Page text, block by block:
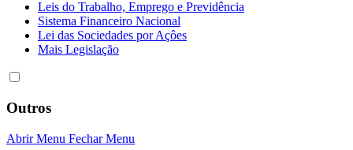
Leis do Trabalho, Emprego e Previdência
Sistema Financeiro Nacional
Lei das Sociedades por Açôes
Mais Legislação
Outros
Abrir Menu Fechar Menu